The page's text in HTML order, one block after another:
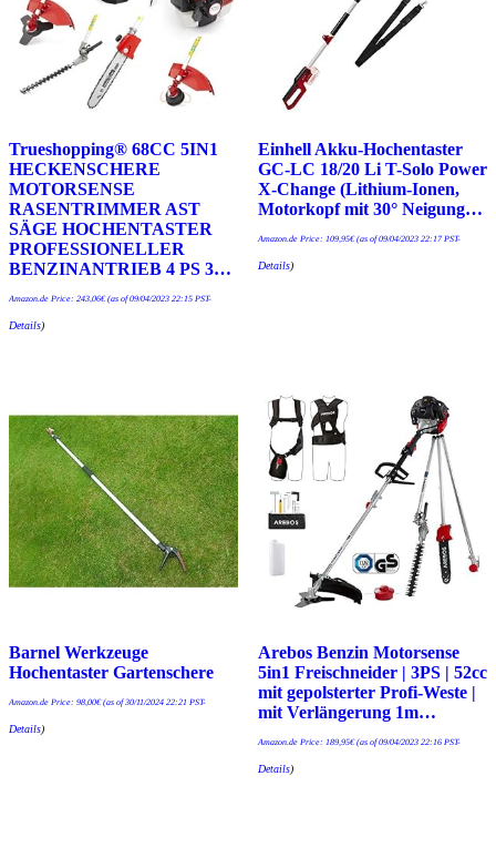
Trueshopping® 68CC 5IN1
HECKENSCHERE
MOTORSENSE
RASENTRIMMER AST
SÄGE HOCHENTASTER
PROFESSIONELLER
BENZINANTRIEB 4 PS 3…
Amazon.de Price: 243,06€(as of 09/04/2023 22:15 PST-
Details)
Einhell Akku-Hochentaster
GC-LC 18/20 Li T-Solo Power
X-Change (Lithium-Ionen,
Motorkopf mit 30° Neigung…
Amazon.de Price: 109,95€(as of 09/04/2023 22:17 PST-
Details)
Barnel Werkzeuge
Hochentaster Gartenschere
Amazon.de Price: 98,00€(as of 30/11/2024 22:21 PST-
Details)
Arebos Benzin Motorsense
5in1 Freischneider | 3PS | 52cc
mit gepolsterter Profi-Weste |
mit Verlängerung 1m…
Amazon.de Price: 189,95€(as of 09/04/2023 22:16 PST-
Details)